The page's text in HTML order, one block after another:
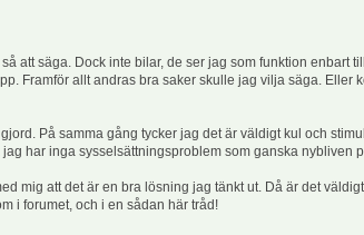
att säga. Dock inte bilar, de ser jag som funktion enbart
Framför allt andras bra saker skulle jag vilja säga.
På samma gång tycker jag det är väldigt kul och
har inga sysselsättningsproblem som ganska nybliven
mig att det är en bra lösning jag tänkt ut. Då är det
i forumet, och i en sådan här tråd!